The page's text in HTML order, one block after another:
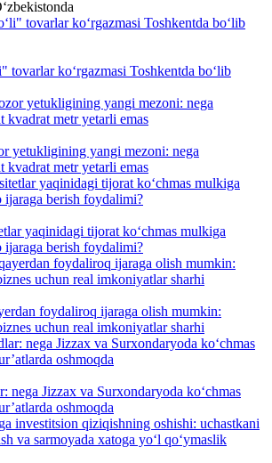
tovarlar ko‘rgazmasi Toshkentda bo‘lib
yetukligining yangi mezoni: nega
kvadrat metr yetarli emas
yaqinidagi tijorat ko‘chmas mulkiga
berish foydalimi?
foydaliroq ijaraga olish mumkin:
uchun real imkoniyatlar sharhi
nega Jizzax va Surxondaryoda ko‘chmas
oshmoqda